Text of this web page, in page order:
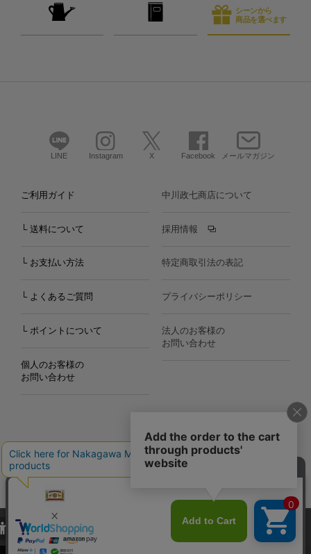
シーンから
商品を選べます
LINE Instagram X Facebook メールマガジン
ご利用ガイド
└ 送料について
└ お支払い方法
└ よくあるご質問
└ ポイントについて
個人のお客様の
お問い合わせ
中川政七商店について
採用情報
特定商取引法の表記
プライバシーポリシー
法人のお客様の
お問い合わせ
Copyright©2000
Nakagawa Masashichi Shoten All Rights Reserved.
当サイトでは、当サイト内における閲覧履歴・属性情報などの取得およ
び利便性向上のためにクッキー（Cookie）を使用いたします。詳細に
関しては「プライバシーポリシー